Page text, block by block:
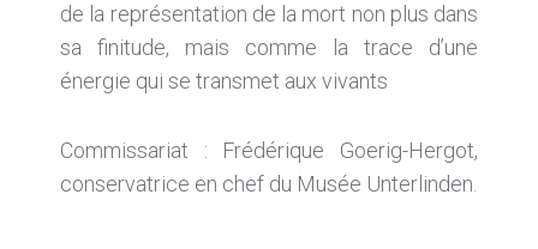
de la représentation de la mort non plus dans
sa finitude, mais comme la trace d’une
énergie qui se transmet aux vivants
Commissariat : Frédérique Goerig-Hergot,
conservatrice en chef du Musée Unterlinden.